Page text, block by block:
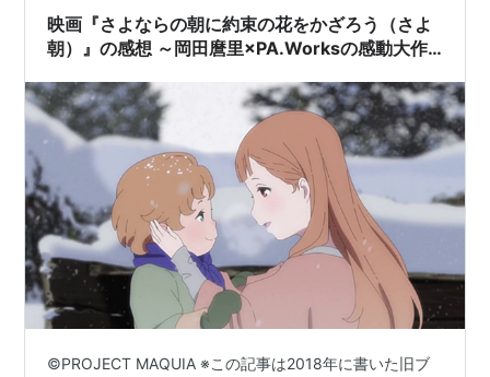
映画『さよならの朝に約束の花をかざろう（さよ
朝）』の感想 ～岡田麿里×PA.Worksの感動大作
©PROJECT MAQUIA ※この記事は2018年に書いた旧ブ